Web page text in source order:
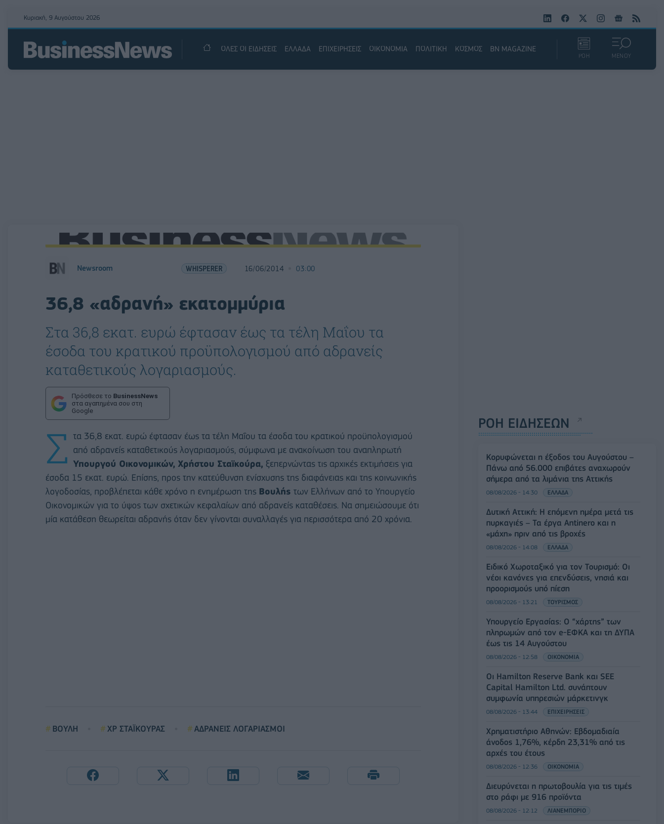
Κυριακή, 9 Αυγούστου 2026
ΟΛΕΣ ΟΙ ΕΙΔΗΣΕΙΣ ΕΛΛΑΔΑ ΕΠΙΧΕΙΡΗΣΕΙΣ ΟΙΚΟΝΟΜΙΑ ΠΟΛΙΤΙΚΗ ΚΟΣΜΟΣ BN MAGAZINE
ΡΟΗ ΜΕΝΟΥ
Newsroom WHISPERER 16/06/2014 03:00
36,8 «αδρανή» εκατομμύρια
Στα 36,8 εκατ. ευρώ έφτασαν έως τα τέλη Μαΐου τα
έσοδα του κρατικού προϋπολογισμού από αδρανείς
καταθετικούς λογαριασμούς.
Πρόσθεσε το BusinessNews
στα αγαπημένα σου στη
Google
Σ τα 36,8 εκατ. ευρώ έφτασαν έως τα τέλη Μαΐου τα έσοδα του κρατικού προϋπολογισμού
από αδρανείς καταθετικούς λογαριασμούς, σύμφωνα με ανακοίνωση του αναπληρωτή
Υπουργού Οικονομικών, Χρήστου Σταϊκούρα, ξεπερνώντας τις αρχικές εκτιμήσεις για
έσοδα 15 εκατ. ευρώ. Επίσης, προς την κατεύθυνση ενίσχυσης της διαφάνειας και της κοινωνικής
λογοδοσίας, προβλέπεται κάθε χρόνο η ενημέρωση της Βουλής των Ελλήνων από το Υπουργείο
Οικονομικών για το ύψος των σχετικών κεφαλαίων από αδρανείς καταθέσεις. Να σημειώσουμε ότι
μία κατάθεση θεωρείται αδρανής όταν δεν γίνονται συναλλαγές για περισσότερα από 20 χρόνια.
ΒΟΥΛΗ ΧΡ ΣΤΑΪΚΟΥΡΑΣ ΑΔΡΑΝΕΙΣ ΛΟΓΑΡΙΑΣΜΟΙ
ΡΟΗ ΕΙΔΗΣΕΩΝ
Κορυφώνεται η έξοδος του Αυγούστου –
Πάνω από 56.000 επιβάτες αναχωρούν
σήμερα από τα λιμάνια της Αττικής
08/08/2026 - 14:30 ΕΛΛΑΔΑ
Δυτική Αττική: Η επόμενη ημέρα μετά τις
πυρκαγιές – Τα έργα Antinero και η
«μάχη» πριν από τις βροχές
08/08/2026 - 14:08 ΕΛΛΑΔΑ
Ειδικό Χωροταξικό για τον Τουρισμό: Οι
νέοι κανόνες για επενδύσεις, νησιά και
προορισμούς υπό πίεση
08/08/2026 - 13:21 ΤΟΥΡΙΣΜΟΣ
Υπουργείο Εργασίας: Ο “χάρτης” των
πληρωμών από τον e-ΕΦΚΑ και τη ΔΥΠΑ
έως τις 14 Αυγούστου
08/08/2026 - 12:58 ΟΙΚΟΝΟΜΙΑ
Οι Hamilton Reserve Bank και SEE
Capital Hamilton Ltd. συνάπτουν
συμφωνία υπηρεσιών μάρκετινγκ
08/08/2026 - 13:44 ΕΠΙΧΕΙΡΗΣΕΙΣ
Χρηματιστήριο Αθηνών: Εβδομαδιαία
άνοδος 1,76%, κέρδη 23,31% από τις
αρχές του έτους
08/08/2026 - 12:36 ΟΙΚΟΝΟΜΙΑ
Διευρύνεται η πρωτοβουλία για τις τιμές
στο ράφι με 916 προϊόντα
08/08/2026 - 12:12 ΛΙΑΝΕΜΠΟΡΙΟ